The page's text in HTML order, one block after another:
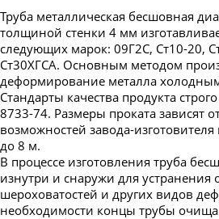
Труба бесшовная 146
Труба бесшовная 152
Труба бесшовная 159
Труба бесшовная 168
Труба бесшовная 180
Труба бесшовная 194
Труба бесшовная 203
Труба бесшовная 219
Труба бесшовная 245
Труба металлическая бесшовная
толщиной стенки 4 мм
следующих марок: 09Г2С, Ст10-20,
Ст30ХГСА. Основным методом
деформирование металла
Стандарты качества продукта
8733-74. Размеры проката зависят
возможностей завода-
до 8 м.
В процессе изготовления труба
изнутри и снаружи для устранения
шероховатостей и других видов
необходимости концы трубы